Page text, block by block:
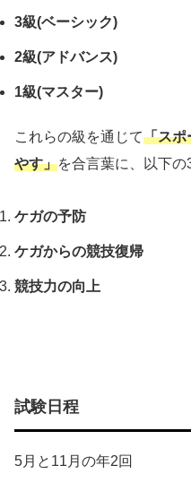
3級(ベーシック)
2級(アドバンス)
1級(マスター)
これらの級を通じて「スポ
やす」を合言葉に、以下
ケガの予防
ケガからの競技復帰
競技力の向上
試験日程
5月と11月の年2回